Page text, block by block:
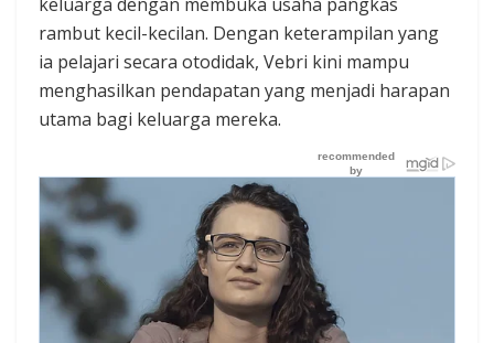
rambut kecil-kecilan. Dengan keterampilan yang
ia pelajari secara otodidak, Vebri kini mampu
menghasilkan pendapatan yang menjadi harapan
utama bagi keluarga mereka.